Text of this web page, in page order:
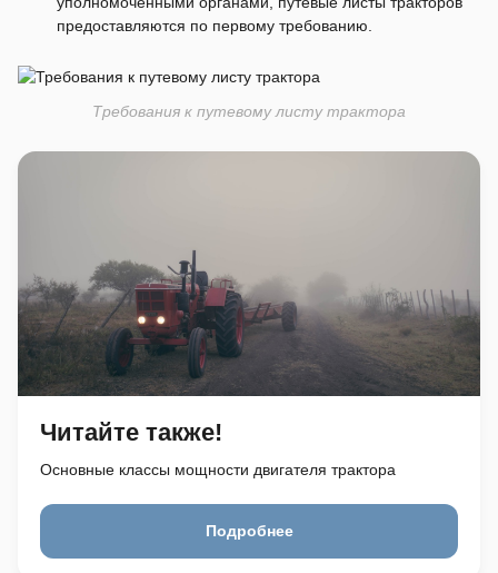
предоставляются по первому требованию.
Требования к путевому листу трактора
Читайте также!
Основные классы мощности двигателя трактора
Подробнее